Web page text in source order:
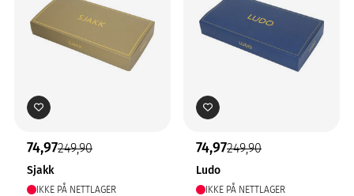
74,97249,90
Sjakk
IKKE PÅ NETTLAGER
74,97249,90
Ludo
IKKE PÅ NETTLAGER